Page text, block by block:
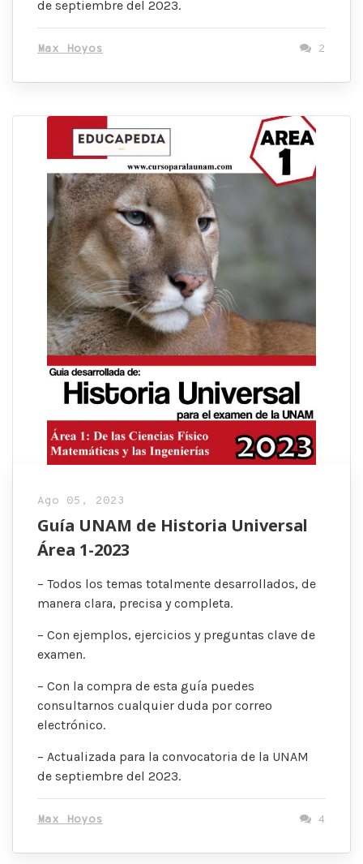
de septiembre del 2023.
Max Hoyos 2
Ago 05, 2023
Guía UNAM de Historia Universal
Área 1-2023
– Todos los temas totalmente desarrollados, de
manera clara, precisa y completa.
– Con ejemplos, ejercicios y preguntas clave de
examen.
– Con la compra de esta guía puedes
consultarnos cualquier duda por correo
electrónico.
– Actualizada para la convocatoria de la UNAM
de septiembre del 2023.
Max Hoyos 4